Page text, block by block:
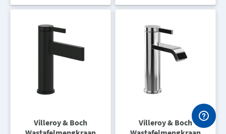
Villeroy & Boch
Villeroy & Boch